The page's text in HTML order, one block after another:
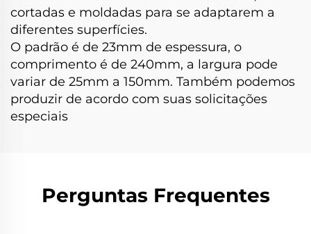
cortadas e moldadas para se adaptarem a
diferentes superfícies.
O padrão é de 23mm de espessura, o
comprimento é de 240mm, a largura pode
variar de 25mm a 150mm. Também podemos
produzir de acordo com suas solicitações
especiais
Perguntas Frequentes